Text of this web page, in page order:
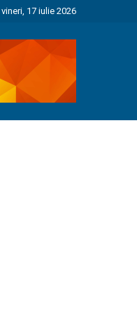
vineri, 17 iulie 2026